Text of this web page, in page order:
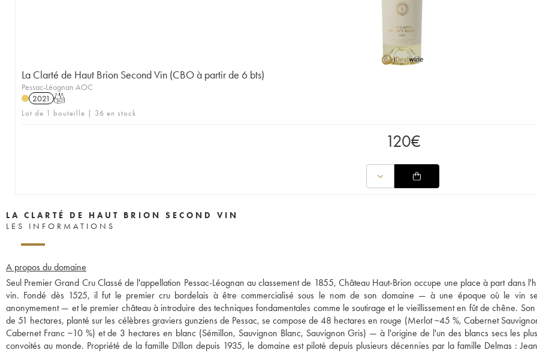
La Clarté de Haut Brion Second Vin (CBO à partir de 6 bts)
Pessac-Léognan AOC
2021 T
Lot de 1 bouteille | 36 en stock
120€
LA CLARTÉ DE HAUT BRION SECOND VIN
LES INFORMATIONS
A propos du domaine
Seul Premier Grand Cru Classé de l'appellation Pessac-Léognan au classement de 1855, Château Haut-Brion occupe une place à part dans
vin. Fondé dès 1525, il fut le premier cru bordelais à être commercialisé sous le nom de son domaine — à une époque où le vin
anonymement — et le premier château à introduire des techniques fondamentales comme le soutirage et le vieillissement en fût de chêne.
de 51 hectares, planté sur les célèbres graviers gunziens de Pessac, se compose de 48 hectares en rouge (Merlot ~45 %, Cabernet
Cabernet Franc ~10 %) et de 3 hectares en blanc (Sémillon, Sauvignon Blanc, Sauvignon Gris) — à l'origine de l'un des blancs secs les
convoités au monde. Propriété de la famille Dillon depuis 1935, le domaine est piloté depuis plusieurs décennies par la famille Delmas :